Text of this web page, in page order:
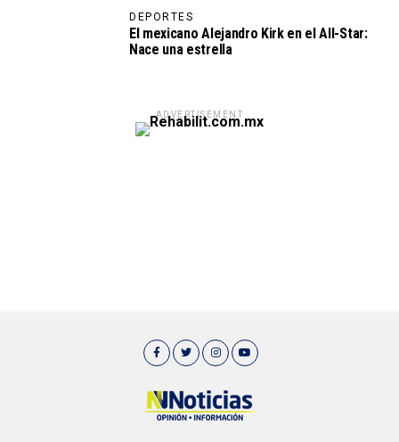
DEPORTES
El mexicano Alejandro Kirk en el All-Star:
Nace una estrella
ADVERTISEMENT